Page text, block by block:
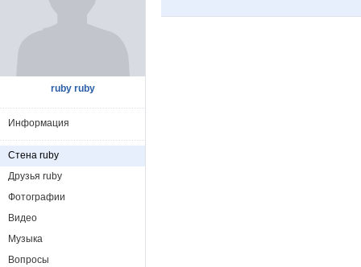
ruby ruby
Информация
Стена ruby
Друзья ruby
Фотографии
Видео
Музыка
Вопросы